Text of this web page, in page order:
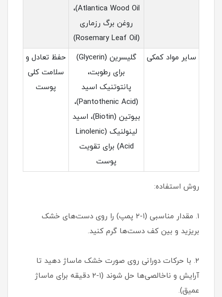
Atlantica Wood Oil)،
روغن برگ رزماری
(Rosemary Leaf Oil)
سایر مواد کمکی
گلیسرین (Glycerin)
برای رطوبت،
پانتوتنیک اسید
(Pantothenic Acid)،
بیوتین (Biotin)، اسید
لینولنیک (Linolenic
Acid) برای تقویت
پوست
حفظ تعادل و
سلامت کلی
پوست
روش استفاده:
۱. مقدار مناسبی (۱-۲ پمپ) را روی دست‌های خشک
بریزید و بین کف دست‌ها گرم کنید.
۲. با حرکات دورانی روی صورت خشک ماساژ دهید تا
آرایش و ناخالصی‌ها حل شوند (۱-۲ دقیقه برای ماساژ
عمیق).